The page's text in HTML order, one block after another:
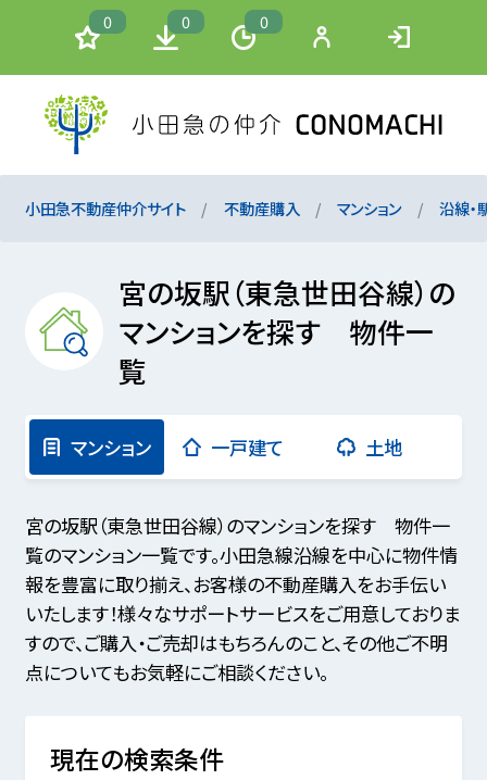
0 0 0
小田急不動産仲介サイト 不動産購入 マンション 沿線・
宮の坂駅（東急世田谷線）の
マンションを探す 物件一
覧
マンション 一戸建て 土地
宮の坂駅（東急世田谷線）のマンションを探す 物件一
覧のマンション一覧です。小田急線沿線を中心に物件情
報を豊富に取り揃え、お客様の不動産購入をお手伝い
いたします！様々なサポートサービスをご用意しておりま
すので、ご購入・ご売却はもちろんのこと、その他ご不明
点についてもお気軽にご相談ください。
現在の検索条件